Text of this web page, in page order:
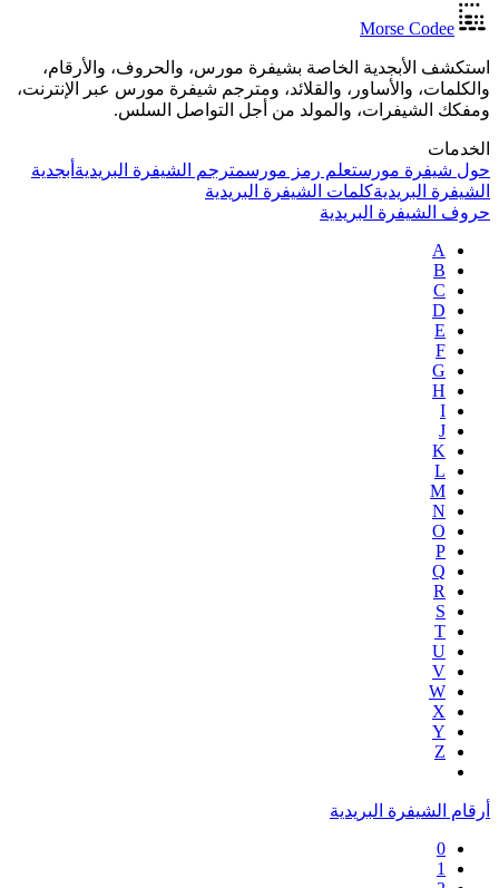
Morse Codee
استكشف الأبجدية الخاصة بشيفرة مورس، والحروف، والأرقام،
والكلمات، والأساور، والقلائد، ومترجم شيفرة مورس عبر الإنترنت،
ومفكك الشيفرات، والمولد من أجل التواصل السلس.
الخدمات
حول شيفرة مورستعلم رمز مورسمترجم الشيفرة البريدية أبجدية
الشيفرة البريديةكلمات الشيفرة البريدية
حروف الشيفرة البريدية
A
B
C
D
E
F
G
H
I
J
K
L
M
N
O
P
Q
R
S
T
U
V
W
X
Y
Z
أرقام الشيفرة البريدية
0
1